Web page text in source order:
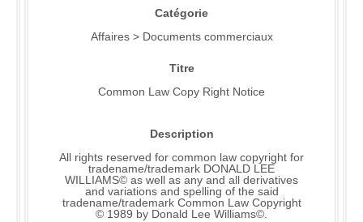
Catégorie
Affaires > Documents commerciaux
Titre
Common Law Copy Right Notice
Description
All rights reserved for common law copyright for
tradename/trademark DONALD LEE
WILLIAMS© as well as any and all derivatives
and variations and spelling of the said
tradename/trademark Common Law Copyright
© 1989 by Donald Lee Williams©.